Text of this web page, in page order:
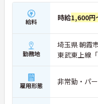
給料 時給1,600円
勤務地
埼玉県 朝霞
東武東上線
雇用形態 非常勤・パ